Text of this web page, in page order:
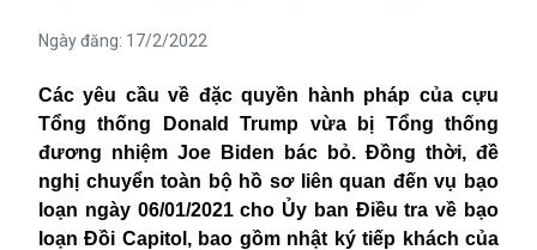
Ngày đăng: 17/2/2022
Các yêu cầu về đặc quyền hành pháp của cựu
Tổng thống Donald Trump vừa bị Tổng thống
đương nhiệm Joe Biden bác bỏ. Đồng thời, đề
nghị chuyển toàn bộ hồ sơ liên quan đến vụ bạo
loạn ngày 06/01/2021 cho Ủy ban Điều tra về bạo
loạn Đồi Capitol, bao gồm nhật ký tiếp khách của